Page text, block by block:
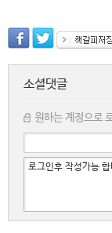
소셜댓글
원하는 계정으로